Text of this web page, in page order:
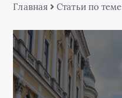
Главная Статьи по теме